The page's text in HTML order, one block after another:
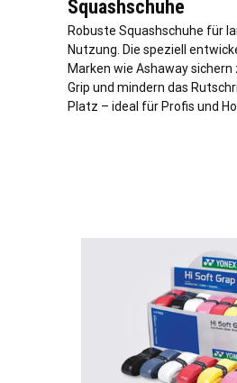
Squashschuhe
Robuste Squashschuhe für
Nutzung. Die speziell
Marken wie Ashaway sichern
Grip und mindern das
Platz – ideal für Profis und